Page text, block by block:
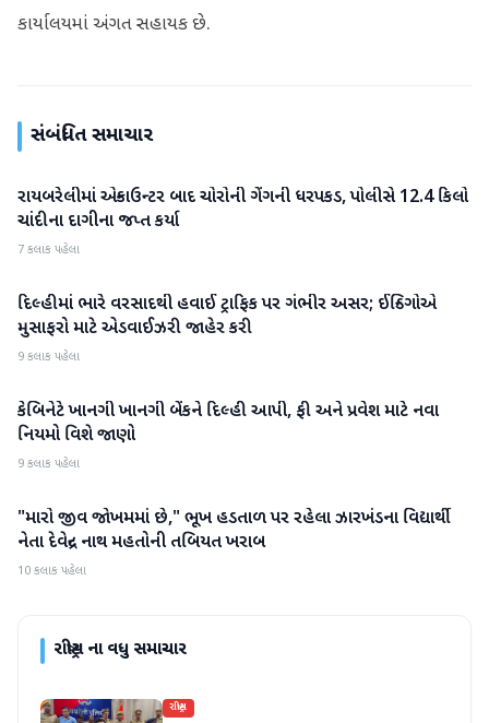
કાર્યાલયમાં અંગત સહાયક છે.
સંબંધિત સમાચાર
રાષ્ટ્રીય
રાયબરેલીમાં એન્કાઉન્ટર બાદ ચોરોની ગેંગની ધરપકડ, પોલીસે 12.4 કિલો
ચાંદીના દાગીના જપ્ત કર્યા
7 કલાક પહેલા
રાષ્ટ્રીય
દિલ્હીમાં ભારે વરસાદથી હવાઈ ટ્રાફિક પર ગંભીર અસર; ઈન્ડિગોએ
મુસાફરો માટે એડવાઈઝરી જાહેર કરી
9 કલાક પહેલા
રાષ્ટ્રીય
કેબિનેટે ખાનગી ખાનગી બેંકને દિલ્હી આપી, ફી અને પ્રવેશ માટે નવા
નિયમો વિશે જાણો
9 કલાક પહેલા
રાષ્ટ્રીય
"મારો જીવ જોખમમાં છે," ભૂખ હડતાળ પર રહેલા ઝારખંડના વિદ્યાર્થી
નેતા દેવેન્દ્ર નાથ મહતોની તબિયત ખરાબ
10 કલાક પહેલા
રાષ્ટ્રીયના વધુ સમાચાર
રાષ્ટ્રીય